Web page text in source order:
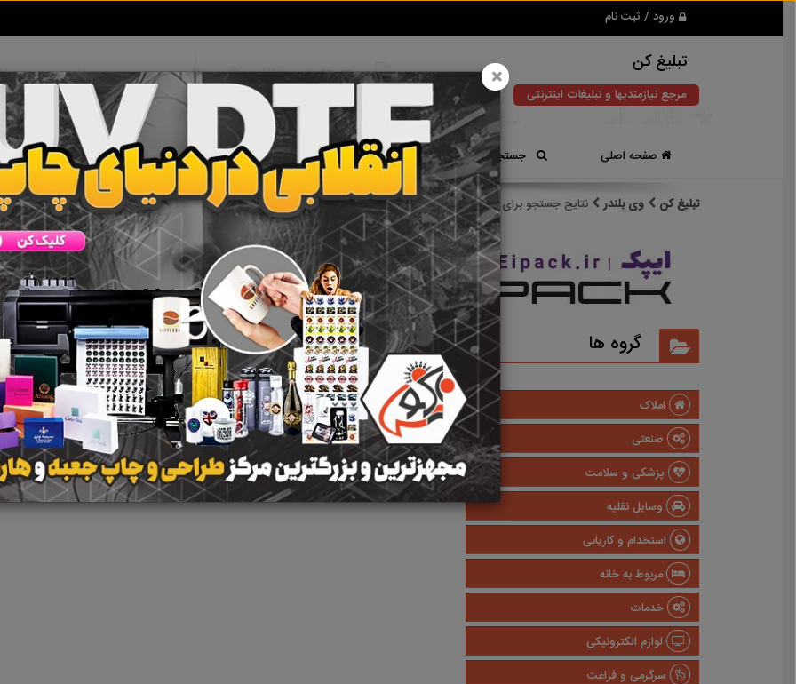
ورود / ثبت نام
تبلیغ کن
مرجع نیازمندیها و تبلیغات اینترنتی
صفحه اصلی جستجوی سریع تعرفه آگهی ها خبرهای سایت تماس با ما
تبلیغ کن وی بلندر نتایج جستجو برای برچسبوی بلندر
نتایج جستجو برای برچسبوی بلندر گروه ها
املاک
صنعتی
پزشکی و سلامت
وسایل نقلیه
استخدام و کاریابی
مربوط به خانه
خدمات
لوازم الکترونیکی
سرگرمی و فراغت
×